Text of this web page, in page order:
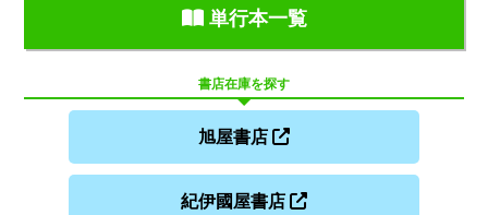
単行本一覧
書店在庫を探す
旭屋書店
紀伊國屋書店